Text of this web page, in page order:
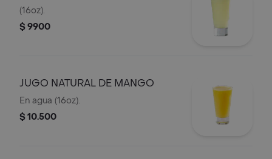
(16oz).
$ 9900
JUGO NATURAL DE MANGO
En agua (16oz).
$ 10.500